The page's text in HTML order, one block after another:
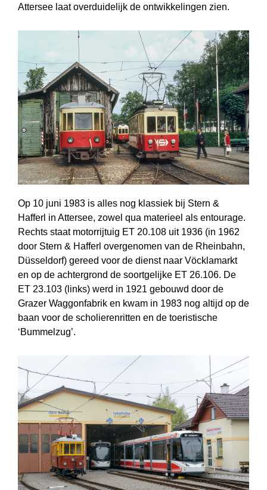
Attersee laat overduidelijk de ontwikkelingen zien.
Op 10 juni 1983 is alles nog klassiek bij Stern &
Hafferl in Attersee, zowel qua materieel als entourage.
Rechts staat motorrijtuig ET 20.108 uit 1936 (in 1962
door Stern & Hafferl overgenomen van de Rheinbahn,
Düsseldorf) gereed voor de dienst naar Vöcklamarkt
en op de achtergrond de soortgelijke ET 26.106. De
ET 23.103 (links) werd in 1921 gebouwd door de
Grazer Waggonfabrik en kwam in 1983 nog altijd op de
baan voor de scholierenritten en de toeristische
‘Bummel­zug’.